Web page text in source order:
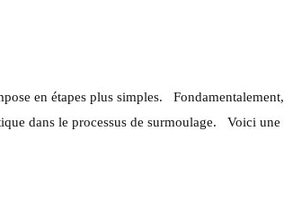
en étapes plus simples.
dans le processus de surmoulage.
Voici une